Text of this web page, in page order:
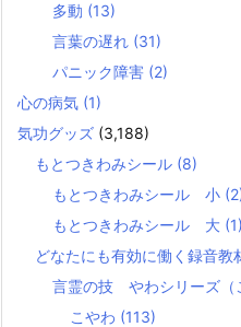
多動 (13)
言葉の遅れ (31)
パニック障害 (2)
心の病気 (1)
気功グッズ (3,188)
もとつきわみシール (8)
もとつきわみシール 小
もとつきわみシール 大 (1)
どなたにも有効に働く録音教
言霊の技 やわシリーズ（
こやわ (113)